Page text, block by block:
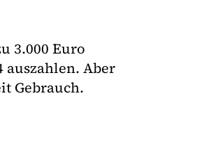
3.000 Euro
auszahlen. Aber
Gebrauch.